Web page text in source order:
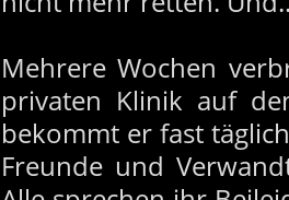
Mehrere Wochen
privaten Klinik auf
bekommt er fast
Freunde und